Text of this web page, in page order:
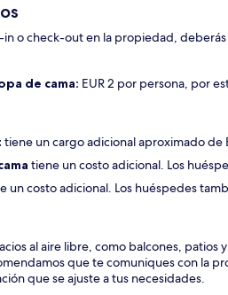
o check-out en la propiedad,
de cama: EUR 2 por persona, por
tiene un cargo adicional aproximado de
tiene un costo adicional. Los
un costo adicional. Los huéspedes
al aire libre, como balcones, patios
que te comuniques con la
que se ajuste a tus necesidades.